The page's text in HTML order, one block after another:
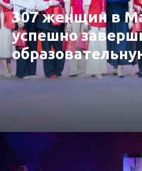
307 женщин в
успешно
от «Самрук-